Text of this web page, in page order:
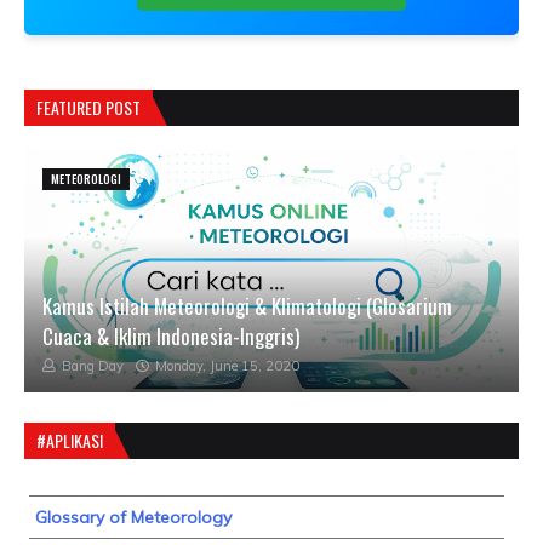
FEATURED POST
METEOROLOGI
Kamus Istilah Meteorologi & Klimatologi (Glosarium
Cuaca & Iklim Indonesia-Inggris)
Bang Day Monday, June 15, 2020
#APLIKASI
Glossary of Meteorology